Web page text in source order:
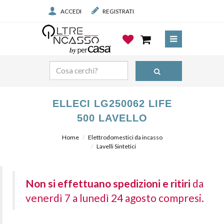
ACCEDI REGISTRATI
ELLECI LG250062 LIFE
500 LAVELLO
Home
Elettrodomestici da incasso
Lavelli Sintetici
Non si effettuano spedizioni e ritiri da
venerdì 7 a lunedì 24 agosto compresi.